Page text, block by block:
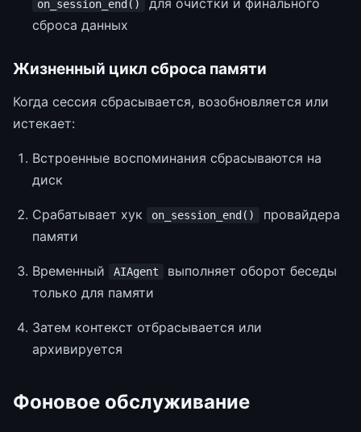
on_session_end()
сброса данных
Жизненный цикл сброса памяти
Когда сессия сбрасывается, возобновляется или
истекает:
Встроенные воспоминания сбрасываются на
диск
Срабатывает хук on_session_end()
провайдера
памяти
Временный AIAgent
выполняет оборот беседы
только для памяти
Затем контекст отбрасывается или
архивируется
Фоновое обслуживание